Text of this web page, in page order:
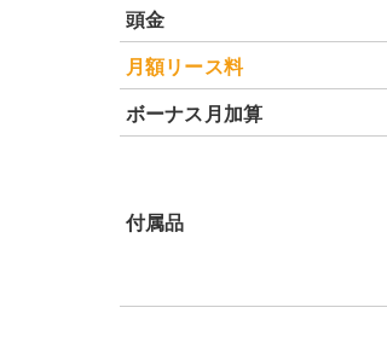
頭金
月額リース料
ボーナス月加算
付属品